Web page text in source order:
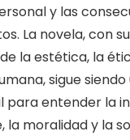
y las
La novela, con
la estética, la
sigue
para entender la
la moralidad y la